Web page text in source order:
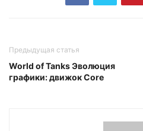
Предыдущая статья
World of Tanks Эволюция
графики: движок Core